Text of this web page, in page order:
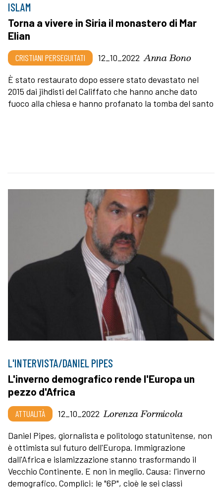
ISLAM
Torna a vivere in Siria il monastero di Mar
Elian
CRISTIANI PERSEGUITATI 12_10_2022 Anna Bono
È stato restaurato dopo essere stato devastato nel
2015 dai jihdisti del Califfato che hanno anche dato
fuoco alla chiesa e hanno profanato la tomba del santo
L'INTERVISTA/DANIEL PIPES
L'inverno demografico rende l'Europa un
pezzo d'Africa
ATTUALITÀ 12_10_2022 Lorenza Formicola
Daniel Pipes, giornalista e politologo statunitense, non
è ottimista sul futuro dell'Europa. Immigrazione
dall'Africa e islamizzazione stanno trasformando il
Vecchio Continente. E non in meglio. Causa: l'inverno
demografico. Complici: le "6P", cioè le sei classi